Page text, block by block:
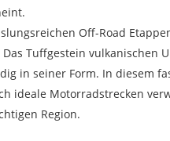
Off-Road
Das Tuffgestein vulkanischen
in seiner Form. In diesem
ideale Motorradstrecken
Region.